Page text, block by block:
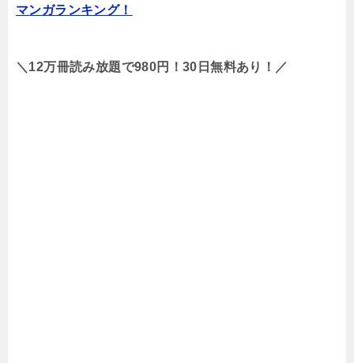
マンガランキング！
＼12万冊読み放題で980円！30日無料あり！／